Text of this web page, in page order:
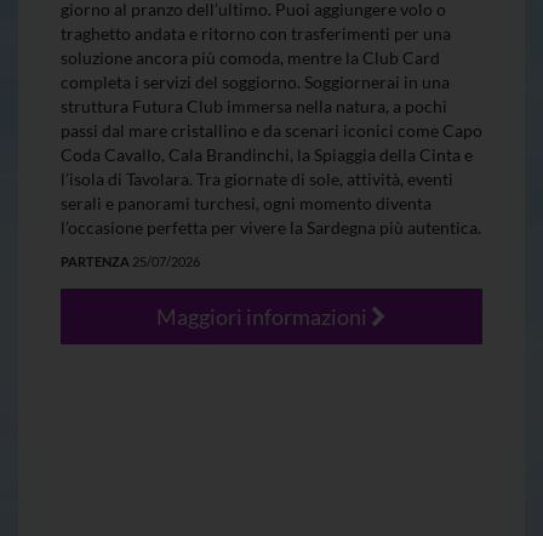
giorno al pranzo dell’ultimo. Puoi aggiungere volo o
traghetto andata e ritorno con trasferimenti per una
soluzione ancora più comoda, mentre la Club Card
completa i servizi del soggiorno. Soggiornerai in una
struttura Futura Club immersa nella natura, a pochi
passi dal mare cristallino e da scenari iconici come Capo
Coda Cavallo, Cala Brandinchi, la Spiaggia della Cinta e
l’isola di Tavolara. Tra giornate di sole, attività, eventi
serali e panorami turchesi, ogni momento diventa
l’occasione perfetta per vivere la Sardegna più autentica.
PARTENZA 25/07/2026
Maggiori informazioni